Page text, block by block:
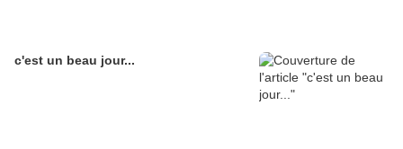
c'est un beau jour...